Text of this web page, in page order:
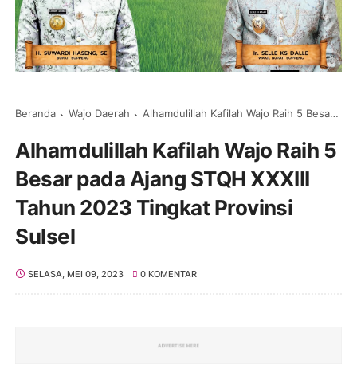
Beranda Wajo Daerah Alhamdulillah Kafilah Wajo Raih 5 Besar pada Ajang STQH XXXIII Tahun 2023 Tingkat Provinsi Sulsel
Alhamdulillah Kafilah Wajo Raih 5
Besar pada Ajang STQH XXXIII
Tahun 2023 Tingkat Provinsi
Sulsel
SELASA, MEI 09, 2023 0 KOMENTAR